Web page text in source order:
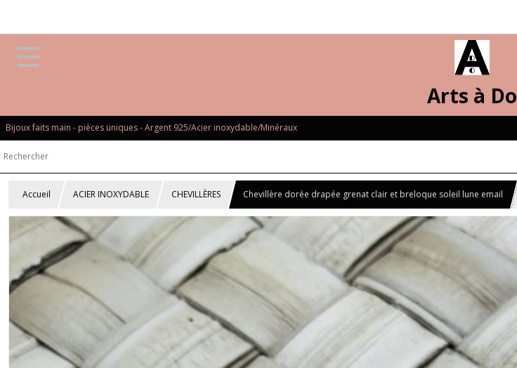
Arts à Do
Bijoux faits main - pièces uniques - Argent 925/Acier inoxydable/Minéraux
Accueil ACIER INOXYDABLE CHEVILLÈRES Chevillère dorée drapée grenat clair et breloque soleil lune email